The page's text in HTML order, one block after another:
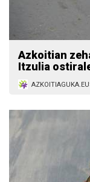
Azkoitian
Itzulia